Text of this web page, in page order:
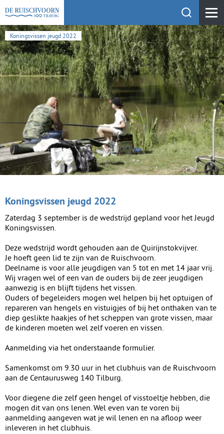
KEHV de Ruischvoorn Toon
Koningsvissen jeugd 2022
Koningsvissen jeugd 2022
Zaterdag 3 september is de wedstrijd gepland voor het Jeugd
Koningsvissen.
Deze wedstrijd wordt gehouden aan de Quirijnstokvijver.
Je hoeft geen lid te zijn van de Ruischvoorn.
Deelname is voor alle jeugdigen van 5 tot en met 14 jaar vrij.
Wij vragen wel of een van de ouders bij de zeer jeugdigen
aanwezig is en blijft tijdens het vissen.
Ouders of begeleiders mogen wel helpen bij het optuigen of
repareren van hengels en vistuigjes of bij het onthaken van te
diep geslikte haakjes of het scheppen van grote vissen, maar
de kinderen moeten wel zelf voeren en vissen.
Aanmelding via het onderstaande formulier.
Samenkomst om 9.30 uur in het clubhuis van de Ruischvoorn
aan de Centaurusweg 140 Tilburg.
Voor diegene die zelf geen hengel of visstoeltje hebben, die
mogen dit van ons lenen. Wel even van te voren bij
aanmelding aangeven wat je wil lenen en na afloop weer
inleveren in het clubhuis.